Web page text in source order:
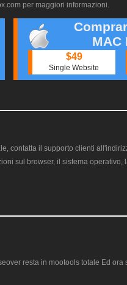
per maggiori informazioni.
MAC
$49
Single Website
contatta il supporto clienti
sul browser, il sistema
resta in mootools totale Ed